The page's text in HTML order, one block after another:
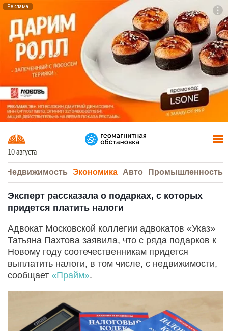
Реклама
10 августа
Недвижимость Экономика Авто Промышленность
Эксперт рассказала о подарках, с которых
придется платить налоги
Адвокат Московской коллегии адвокатов «Указ»
Татьяна Пахтова заявила, что с ряда подарков к
Новому году соотечественникам придется
выплатить налоги, в том числе, с недвижимости,
сообщает «Прайм».